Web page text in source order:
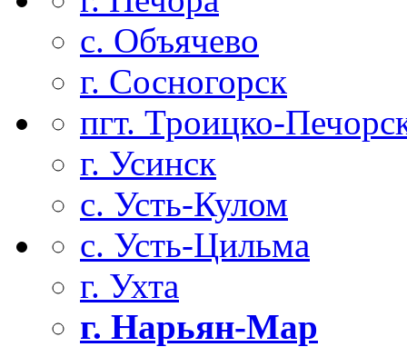
с. Объячево
г. Сосногорск
пгт. Троицко-
г. Усинск
с. Усть-Кулом
с. Усть-Цильма
г. Ухта
г. Нарьян-Мар